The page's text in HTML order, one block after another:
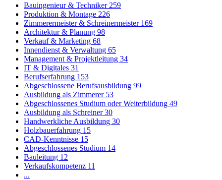
Bauingenieur & Techniker 259
Produktion & Montage 226
Zimmerermeister & Schreinermeister 169
Architektur & Planung 98
Verkauf & Marketing 68
Innendienst & Verwaltung 65
Management & Projektleitung 34
IT & Digitales 31
Berufserfahrung 153
Abgeschlossene Berufsausbildung 99
Ausbildung als Zimmerer 53
Abgeschlossenes Studium oder Weiterbildung 49
Ausbildung als Schreiner30
Handwerkliche Ausbildung 30
Holzbauerfahrung 15
CAD-Kenntnisse 15
Abgeschlossenes Studium 14
Bauleitung 12
Verkaufskompetenz 11
...